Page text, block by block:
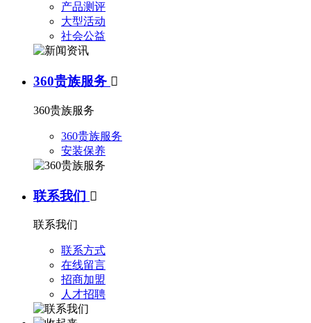
产品测评
大型活动
社会公益
360贵族服务 
360贵族服务
360贵族服务
安装保养
联系我们 
联系我们
联系方式
在线留言
招商加盟
人才招聘